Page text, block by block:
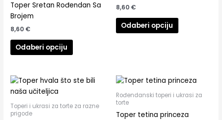
Toper Sretan Rođendan Sa
Brojem
8,60 €
Odaberi opciju
8,60 €
Odaberi opciju
Toperi i ukrasi za torte za razne
prigode
Rođendanski toperi i ukrasi za
torte
Toper tetina princeza